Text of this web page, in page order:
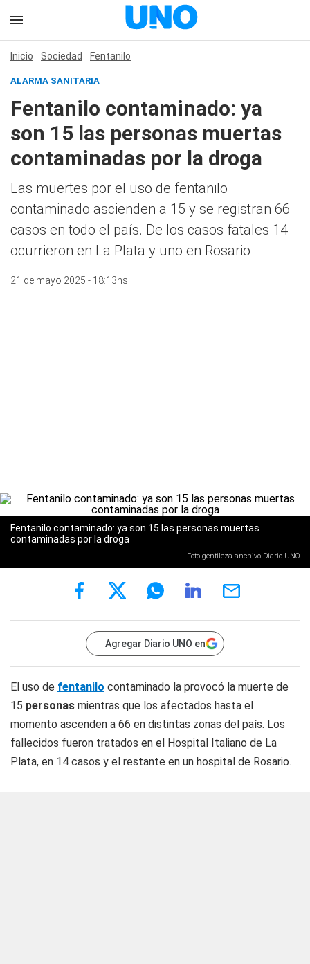
Inicio Sociedad Fentanilo
ALARMA SANITARIA
Fentanilo contaminado: ya
son 15 las personas muertas
contaminadas por la droga
Las muertes por el uso de fentanilo
contaminado ascienden a 15 y se registran 66
casos en todo el país. De los casos fatales 14
ocurrieron en La Plata y uno en Rosario
21 de mayo 2025 - 18:13hs
Fentanilo contaminado: ya son 15 las personas muertas
contaminadas por la droga
Foto gentileza anchivo Diario UNO
Agregar Diario UNO en
El uso de fentanilo contaminado la provocó la muerte de
15 personas mientras que los afectados hasta el
momento ascenden a 66 en distintas zonas del país. Los
fallecidos fueron tratados en el Hospital Italiano de La
Plata, en 14 casos y el restante en un hospital de Rosario.